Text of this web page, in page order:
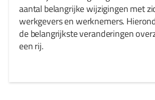
aantal belangrijke wijzigingen met
werkgevers en werknemers.
de belangrijkste veranderingen
een rij.